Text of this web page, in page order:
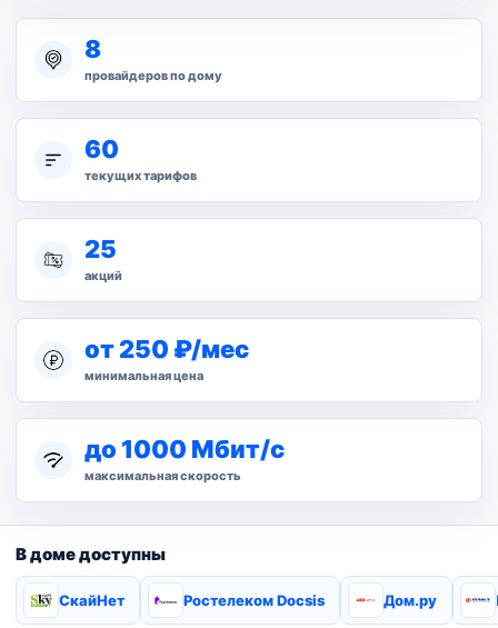
8
провайдеров по дому
60
текущих тарифов
25
акций
от 250 ₽/мес
минимальная цена
до 1000 Мбит/с
максимальная скорость
В доме доступны
СкайНет Ростелеком Docsis Дом.ру